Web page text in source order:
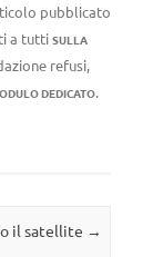
pubblicato
a tuttiSULLA
refusi,
DEDICATO.
il satellite →